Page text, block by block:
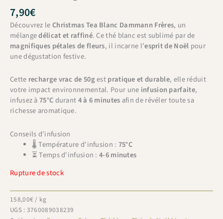
7,90€
Découvrez leChristmas Tea Blanc Dammann Frères, un
mélangedélicat et raffiné. Ce thé blanc est sublimé par de
magnifiques pétales de fleurs, il incarne l’esprit de Noël pour
une dégustation festive.
Cette recharge vrac de 50gestpratique et durable, elle réduit
votre impact environnemental. Pour une infusion parfaite,
infusez à75°Cdurant4 à 6 minutesafin de révéler toute sa
richesse aromatique.
Conseils d'infusion
🌡 Température d'infusion : 75°C
⏳ Temps d'infusion :4-6 minutes
Rupture de stock
158,00€ / kg
UGS : 3760089038239